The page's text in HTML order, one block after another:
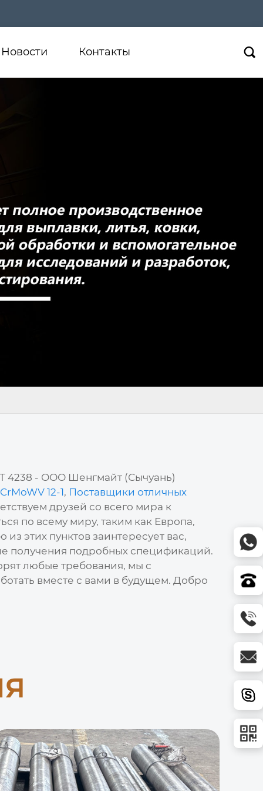
Новости Контакты 
4238 - ООО Шенгмайт (Сычуань)
12-1, Поставщики отличных
друзей со всего мира к
по всему миру, таким как Европа,
этих пунктов заинтересует вас,
получения подробных спецификаций.
любые требования, мы с
вместе с вами в будущем. Добро